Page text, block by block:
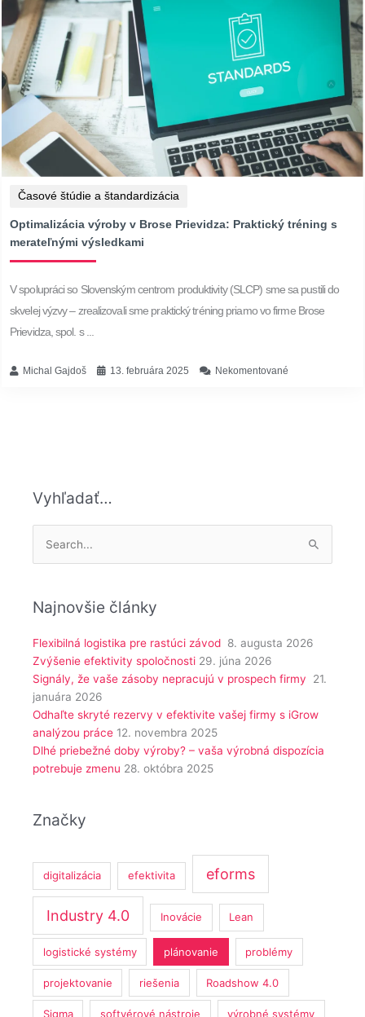
Časové štúdie a štandardizácia
Optimalizácia výroby v Brose Prievidza: Praktický tréning s
merateľnými výsledkami
V spolupráci so Slovenským centrom produktivity (SLCP) sme sa pustili do
skvelej výzvy – zrealizovali sme praktický tréning priamo vo firme Brose
Prievidza, spol. s ...
Michal Gajdoš 13. februára 2025 Nekomentované
Vyhľadať…
Vyhľadať:
Najnovšie články
Flexibilná logistika pre rastúci závod 8. augusta 2026
Zvýšenie efektivity spoločnosti 29. júna 2026
Signály, že vaše zásoby nepracujú v prospech firmy
21.
januára 2026
Odhaľte skryté rezervy v efektivite vašej firmy s iGrow
analýzou práce 12. novembra 2025
Dlhé priebežné doby výroby? – vaša výrobná dispozícia
potrebuje zmenu 28. októbra 2025
Značky
digitalizácia efektivita eforms
Industry 4.0 Inovácie Lean
logistické systémy plánovanie problémy
projektovanie riešenia Roadshow 4.0
Sigma softvérové nástroje výrobné systémy